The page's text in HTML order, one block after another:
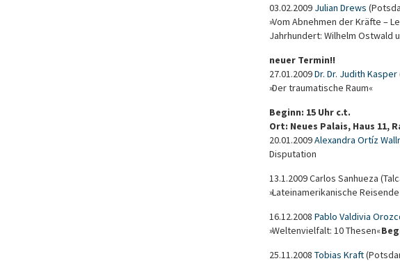
03.02.2009 Julian Drews
»Vom Abnehmen der Kräfte –
Jahrhundert: Wilhelm Ostwald
neuer Termin!!
27.01.2009Dr. Dr. Judith Kasper
»Der traumatische Raum«
Beginn: 15 Uhr c.t.
Ort: Neues Palais, Haus 11,
20.01.2009Alexandra Ortíz
Disputation
13.1.2009 Carlos Sanhueza
»Lateinamerikanische
16.12.2008 Pablo Valdivia
»Weltenvielfalt: 10 Thesen«
25.11.2008 Tobias Kraft